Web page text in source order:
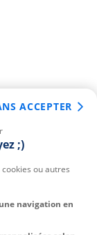
;)
ou autres
navigation en
ACCEPTER